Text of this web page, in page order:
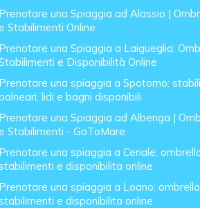
una Spiaggia ad Alassio |
Stabilimenti Online
una Spiaggia a Laigueglia:
e Disponibilità Online
una spiaggia a Spotorno:
lidi e bagni disponibili
una Spiaggia ad Albenga |
Stabilimenti - GoToMare
una spiaggia a Ceriale:
e disponibilita online
una spiaggia a Loano:
e disponibilita online